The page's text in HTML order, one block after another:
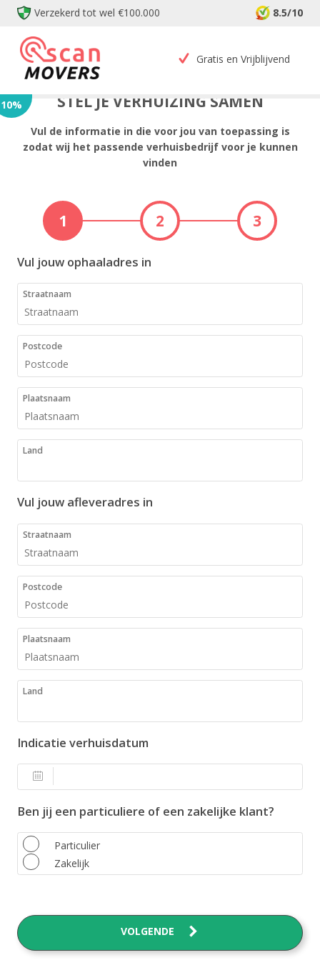
Verzekerd tot wel €100.000 8.5/10
Gratis en Vrijblijvend
10% STEL JE VERHUIZING SAMEN
Vul de informatie in die voor jou van toepassing is
zodat wij het passende verhuisbedrijf voor je kunnen
vinden
1 2 3
Vul jouw ophaaladres in
Straatnaam
Postcode
Plaatsnaam
Land
Vul jouw afleveradres in
Straatnaam
Postcode
Plaatsnaam
Land
Indicatie verhuisdatum
Ben jij een particuliere of een zakelijke klant?
Particulier
Zakelijk
VOLGENDE